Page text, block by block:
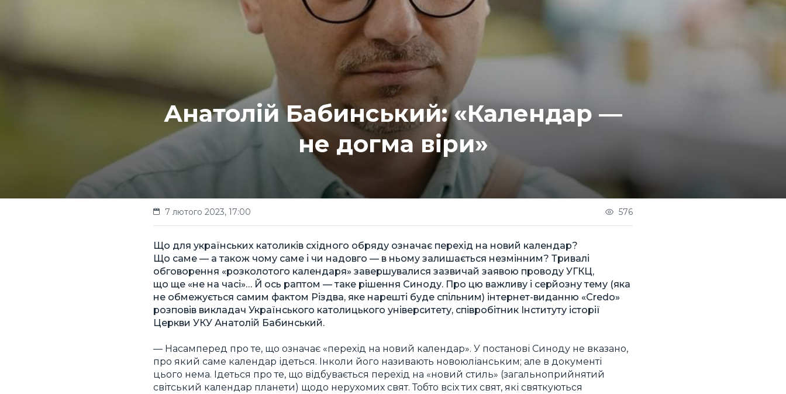
Анатолій Бабинський: «Календар —
не догма віри»
7 лютого 2023, 17:00 576
Що для українських католиків східного обряду означає перехід на новий календар?
Що саме — а також чому саме і чи надовго — в ньому залишається незмінним? Тривалі
обговорення «розколотого календаря» завершувалися зазвичай заявою проводу УГКЦ,
що ще «не на часі»… Й ось раптом — таке рішення Синоду. Про цю важливу і серйозну тему (яка
не обмежується самим фактом Різдва, яке нарешті буде спільним) інтернет-виданню «Credo»
розповів викладач Українського католицького університету, співробітник Інституту історії
Церкви УКУ Анатолій Бабинський.
— Насамперед про те, що означає «перехід на новий календар». У постанові Синоду не вказано,
про який саме календар ідеться. Інколи його називають новоюліанським; але в документі
цього нема. Ідеться про те, що відбувається перехід на «новий стиль» (загальноприйнятий
світський календар планети) щодо нерухомих свят. Тобто всіх тих свят, які святкуються